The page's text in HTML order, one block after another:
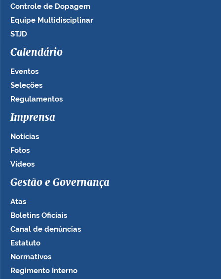
Controle de Dopagem
Equipe Multidisciplinar
STJD
Calendário
Eventos
Seleções
Regulamentos
Imprensa
Notícias
Fotos
Vídeos
Gestão e Governança
Atas
Boletins Oficiais
Canal de denúncias
Estatuto
Normativos
Regimento Interno